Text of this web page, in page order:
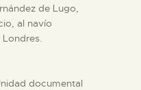
de Lugo,
al navío
documental